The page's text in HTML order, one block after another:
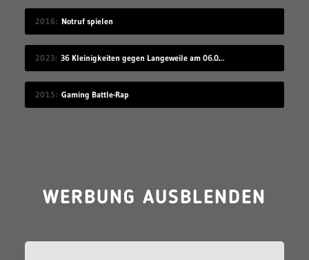
2016 Notruf spielen
2023 36 Kleinigkeiten gegen Langeweile am 06.08.2023
2015 Gaming Battle-Rap
WERBUNG AUSBLENDEN